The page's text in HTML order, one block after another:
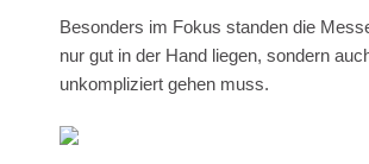
Besonders im Fokus standen die
nur gut in der Hand liegen, sondern
unkompliziert gehen muss.